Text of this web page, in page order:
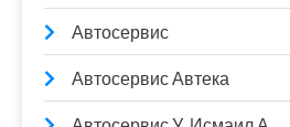
Автосервис
Автосервис Автека